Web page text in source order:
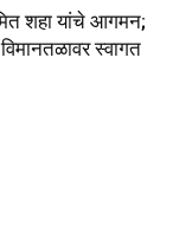
शहा यांचे आगमन;
स्वागत